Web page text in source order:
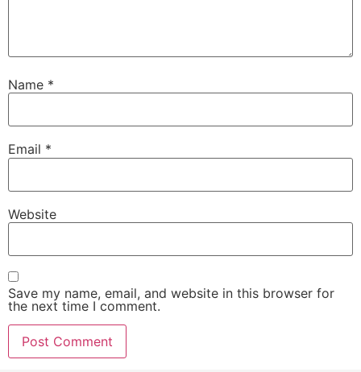
Name *
Email *
Website
Save my name, email, and website in this browser for
the next time I comment.